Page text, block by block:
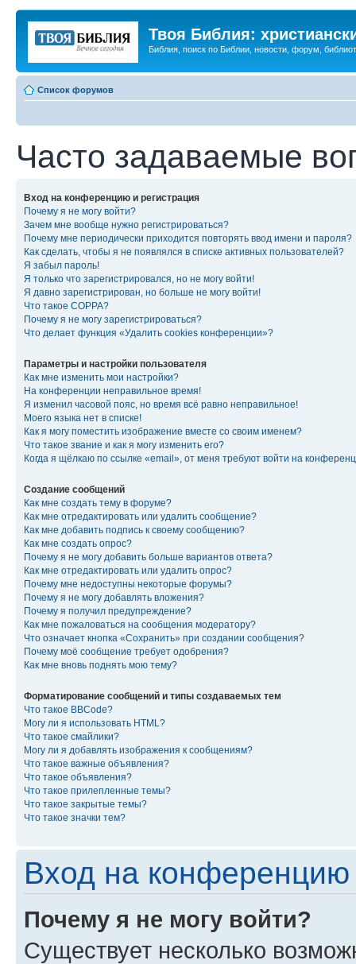
Твоя Библия:
Библия, поиск по Библии, новости, форум,
Список форумов
Часто задаваемые
Вход на конференцию и регистрация
Почему я не могу войти?
Зачем мне вообще нужно регистрироваться?
Почему мне периодически приходится повторять ввод имени и пароля?
Как сделать, чтобы я не появлялся в списке активных пользователей?
Я забыл пароль!
Я только что зарегистрировался, но не могу войти!
Я давно зарегистрирован, но больше не могу войти!
Что такое COPPA?
Почему я не могу зарегистрироваться?
Что делает функция «Удалить cookies конференции»?
Параметры и настройки пользователя
Как мне изменить мои настройки?
На конференции неправильное время!
Я изменил часовой пояс, но время всё равно неправильное!
Моего языка нет в списке!
Как я могу поместить изображение вместе со своим именем?
Что такое звание и как я могу изменить его?
Когда я щёлкаю по ссылке «email», от меня требуют войти на
Создание сообщений
Как мне создать тему в форуме?
Как мне отредактировать или удалить сообщение?
Как мне добавить подпись к своему сообщению?
Как мне создать опрос?
Почему я не могу добавить больше вариантов ответа?
Как мне отредактировать или удалить опрос?
Почему мне недоступны некоторые форумы?
Почему я не могу добавлять вложения?
Почему я получил предупреждение?
Как мне пожаловаться на сообщения модератору?
Что означает кнопка «Сохранить» при создании сообщения?
Почему моё сообщение требует одобрения?
Как мне вновь поднять мою тему?
Форматирование сообщений и типы создаваемых тем
Что такое BBCode?
Могу ли я использовать HTML?
Что такое смайлики?
Могу ли я добавлять изображения к сообщениям?
Что такое важные объявления?
Что такое объявления?
Что такое прилепленные темы?
Что такое закрытые темы?
Что такое значки тем?
Вход на конференцию
Почему я не могу войти?
Существует несколько